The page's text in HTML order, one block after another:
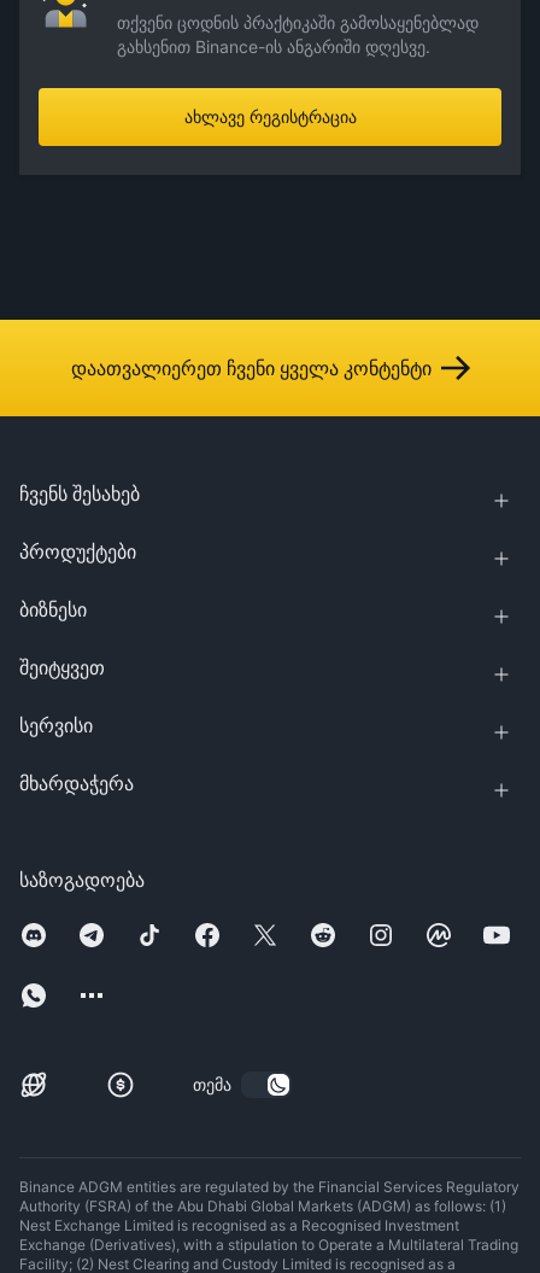
თქვენი ცოდნის პრაქტიკაში გამოსაყენებლად
გახსენით Binance-ის ანგარიში დღესვე.
ახლავე რეგისტრაცია
დაათვალიერეთ ჩვენი ყველა კონტენტი
საზოგადოება
თემა
ჩვენს შესახებ
პროდუქტები
ბიზნესი
შეიტყვეთ
სერვისი
მხარდაჭერა
Binance ADGM entities are regulated by the Financial Services Regulatory
Authority (FSRA) of the Abu Dhabi Global Markets (ADGM) as follows: (1)
Nest Exchange Limited is recognised as a Recognised Investment
Exchange (Derivatives), with a stipulation to Operate a Multilateral Trading
Facility; (2) Nest Clearing and Custody Limited is recognised as a